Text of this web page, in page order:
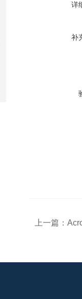
详
补
上一篇：